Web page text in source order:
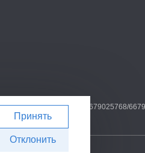
«Уралплит» | ИНН/КПП 6679025768/
Принять
Отклонить